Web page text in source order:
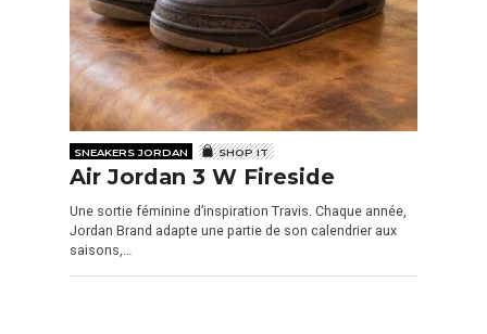
SNEAKERS JORDAN SHOP IT
Air Jordan 3 W Fireside
Une sortie féminine d’inspiration Travis. Chaque année,
Jordan Brand adapte une partie de son calendrier aux
saisons,…